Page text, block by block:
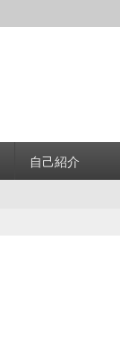
自己紹介